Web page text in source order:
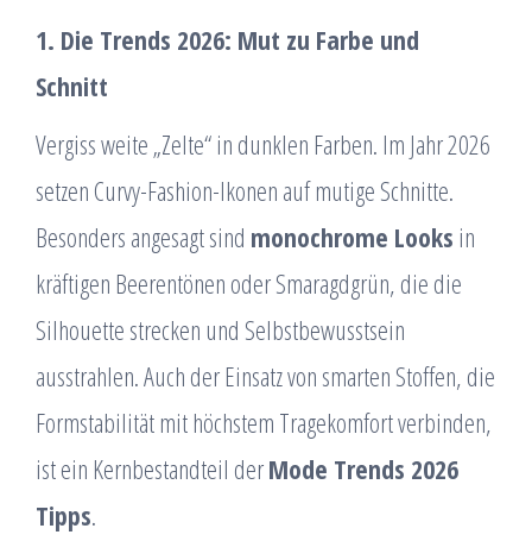
1. Die Trends 2026: Mut zu Farbe und
Schnitt
Vergiss weite „Zelte“ in dunklen Farben. Im Jahr 2026
setzen Curvy-Fashion-Ikonen auf mutige Schnitte.
Besonders angesagt sind monochrome Looks in
kräftigen Beerentönen oder Smaragdgrün, die die
Silhouette strecken und Selbstbewusstsein
ausstrahlen. Auch der Einsatz von smarten Stoffen, die
Formstabilität mit höchstem Tragekomfort verbinden,
ist ein Kernbestandteil derMode Trends 2026
Tipps.